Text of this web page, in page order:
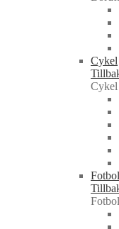
Cykel
Cykel